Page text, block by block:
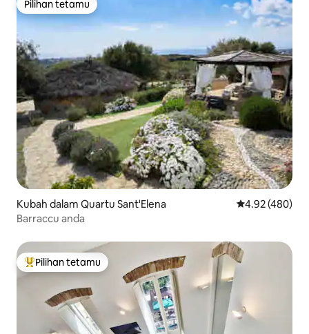
Pilihan tetamu
Pilihan tetamu
Kubah dalam Quartu Sant'Elena Penarafan
4.92 (480)
Barraccu anda
Pilihan utama tetamu
Pilihan tetamu